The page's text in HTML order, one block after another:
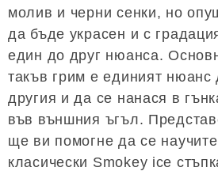
молив и черни сенки, но
да бъде украсен и с
един до друг нюанса.
такъв грим е единият нюанс
другия и да се нанася в
във външния ъгъл.
ще ви помогне да се
класически Smokey ice